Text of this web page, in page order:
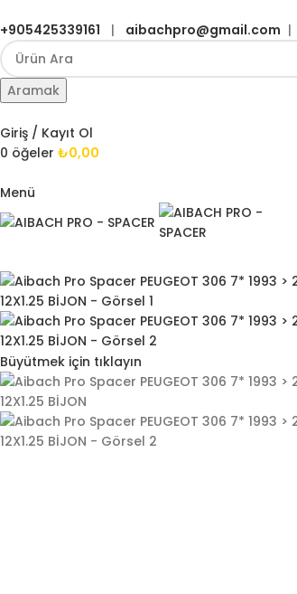
+905425339161 | aibachpro@gmail.com |
Aramak
Giriş / Kayıt Ol
0 öğeler ₺0,00
Menü
Büyütmek için tıklayın